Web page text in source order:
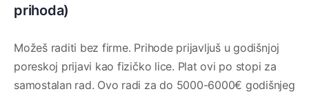
prihoda)
Možeš raditi bez firme. Prihode prijavljuš u godišnjoj
poreskoj prijavi kao fizičko lice. Plat ovi po stopi za
samostalan rad. Ovo radi za do 5000-6000€ godišnjeg